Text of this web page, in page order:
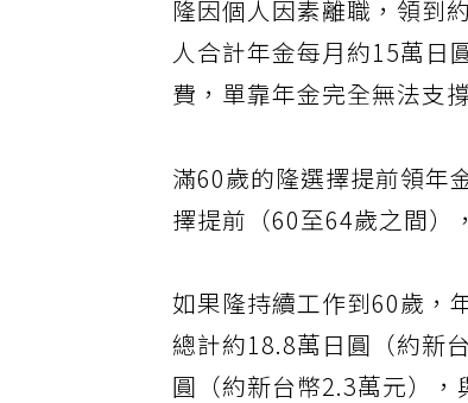
隆因個人因素離職，領到
人合計年金每月約15萬日
費，單靠年金完全無法支
滿60歲的隆選擇提前領年
擇提前（60至64歲之間
如果隆持續工作到60歲，
總計約18.8萬日圓（約新